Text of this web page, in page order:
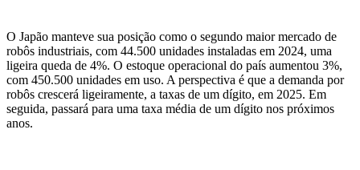
O Japão manteve sua posição como o segundo maior mercado de
robôs industriais, com 44.500 unidades instaladas em 2024, uma
ligeira queda de 4%. O estoque operacional do país aumentou 3%,
com 450.500 unidades em uso. Aperspectiva é que a demanda por
robôs crescerá ligeiramente, a taxas de um dígito, em 2025. Em
seguida, passará para uma taxa média de um dígito nos próximos
anos.